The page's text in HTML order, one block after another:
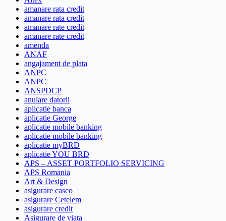
amanare rata credit
amanare rata credit
amanare rate credit
amanare rate credit
amenda
ANAF
angajament de plata
ANPC
ANPC
ANSPDCP
anulare datorii
aplicatie banca
aplicatie George
aplicatie mobile banking
aplicatie mobile banking
aplicatie myBRD
aplicatie YOU BRD
APS – ASSET PORTFOLIO SERVICING
APS Romania
Art & Design
asigurare casco
asigurare Cetelem
asigurare credit
Asigurare de viata